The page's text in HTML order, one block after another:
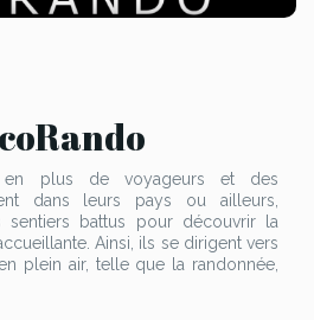
en plus de voyageurs et des
dans leurs pays ou ailleurs,
sentiers battus pour découvrir la
Ainsi, ils se dirigent vers
plein air, telle que la randonnée,